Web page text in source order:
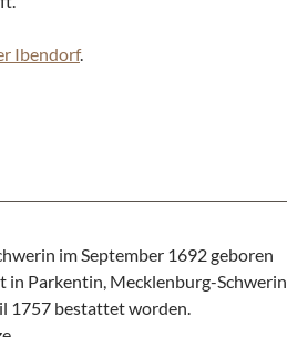
Ibendorf.
im September 1692 geboren
in Parkentin, Mecklenburg-Schwerin
1757 bestattet worden.